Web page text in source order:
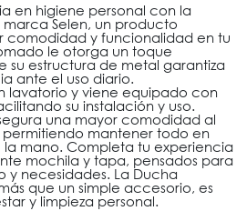
en higiene personal con la
Selen, un producto
comodidad y funcionalidad en tu
le otorga un toque
su estructura de metal garantiza
ante el uso diario.
lavatorio y viene equipado con
su instalación y uso.
una mayor comodidad al
mantener todo en
mano. Completa tu experiencia
mochila y tapa, pensados para
y necesidades. La Ducha
que un simple accesorio, es
y limpieza personal.